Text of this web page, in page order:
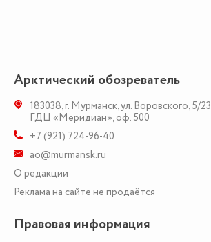
Арктический обозреватель
183038,г. Мурманск,ул. Воровского, 5/23
ГДЦ «Меридиан», оф. 500
+7 (921) 724-96-40
ao@murmansk.ru
О редакции
Реклама на сайте не продаётся
Правовая информация